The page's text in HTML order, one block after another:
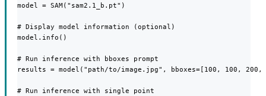
model = SAM("sam2.1_b.pt")
# Display model information (optional)
model.info()
# Run inference with bboxes prompt
results = model("path/to/image.jpg", bboxes=[100, 100, 200,
# Run inference with single point